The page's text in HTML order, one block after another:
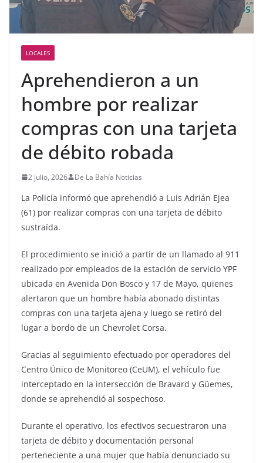
LOCALES
Aprehendieron a un
hombre por realizar
compras con una tarjeta
de débito robada
2 julio, 2026 De La Bahía Noticias
La Policía informó que aprehendió a Luis Adrián Ejea
(61) por realizar compras con una tarjeta de débito
sustraída.
El procedimiento se inició a partir de un llamado al 911
realizado por empleados de la estación de servicio YPF
ubicada en Avenida Don Bosco y 17 de Mayo, quienes
alertaron que un hombre había abonado distintas
compras con una tarjeta ajena y luego se retiró del
lugar a bordo de un Chevrolet Corsa.
Gracias al seguimiento efectuado por operadores del
Centro Único de Monitoreo (CeUM), el vehículo fue
interceptado en la intersección de Bravard y Güemes,
donde se aprehendió al sospechoso.
Durante el operativo, los efectivos secuestraron una
tarjeta de débito y documentación personal
perteneciente a una mujer que había denunciado su